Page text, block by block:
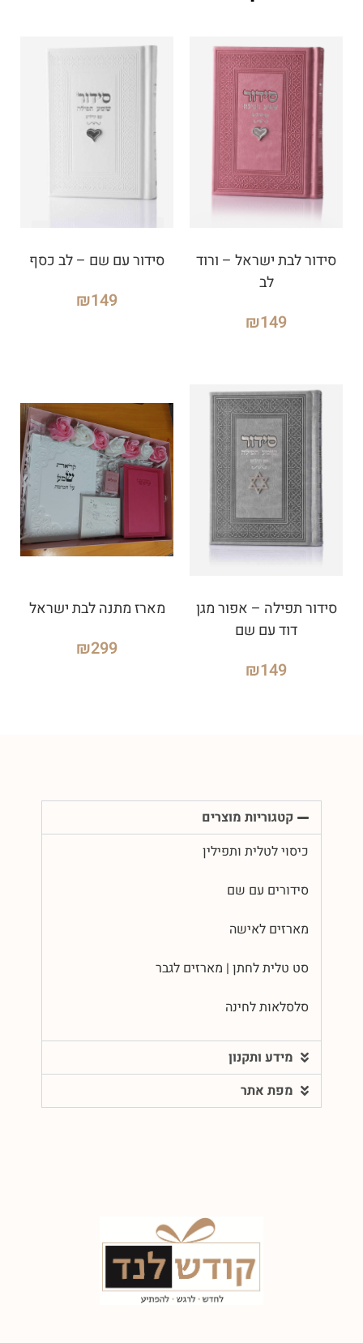
סידור לבת ישראל – ורוד
לב
₪149
סידור עם שם – לב כסף
₪149
סידור תפילה – אפור מגן
דוד עם שם
₪149
מארז מתנה לבת ישראל
₪299
קטגוריות מוצרים
כיסוי לטלית ותפילין
סידורים עם שם
מארזים לאישה
סט טלית לחתן | מארזים לגבר
סלסלאות לחינה
מידע ותקנון
מפת אתר